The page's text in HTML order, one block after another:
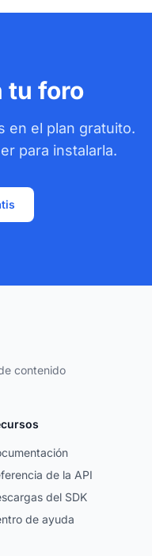
tu foro
en el plan gratuito.
para instalarla.
contenido
de la API
del SDK
de ayuda